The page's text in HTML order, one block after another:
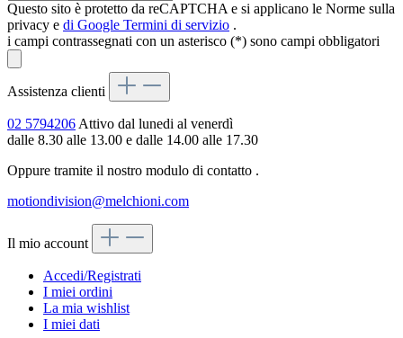
Questo sito è protetto da reCAPTCHA e si applicano le Norme sulla
privacy e di Google Termini di servizio .
i campi contrassegnati con un asterisco (*) sono campi obbligatori
Assistenza clienti
02 5794206Attivo dal lunedi al venerdì
dalle 8.30 alle 13.00 e dalle 14.00 alle 17.30
Oppure tramite il nostro modulo di contatto .
motiondivision@melchioni.com
Il mio account
Accedi/Registrati
I miei ordini
La mia wishlist
I miei dati